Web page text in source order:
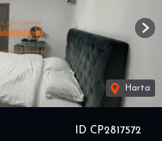
ID CP2817572
Harta